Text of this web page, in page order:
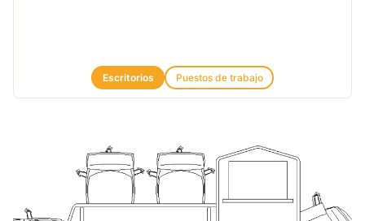
Escritorios Puestos de trabajo